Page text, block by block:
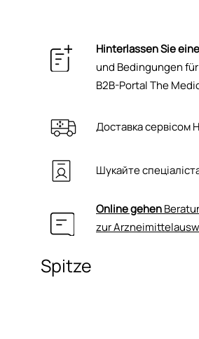
Доставка сервісом
Шукайте
Hinterlassen Sie
und Bedingungen
B2B-Portal The
Online gehen
zur
Spitze